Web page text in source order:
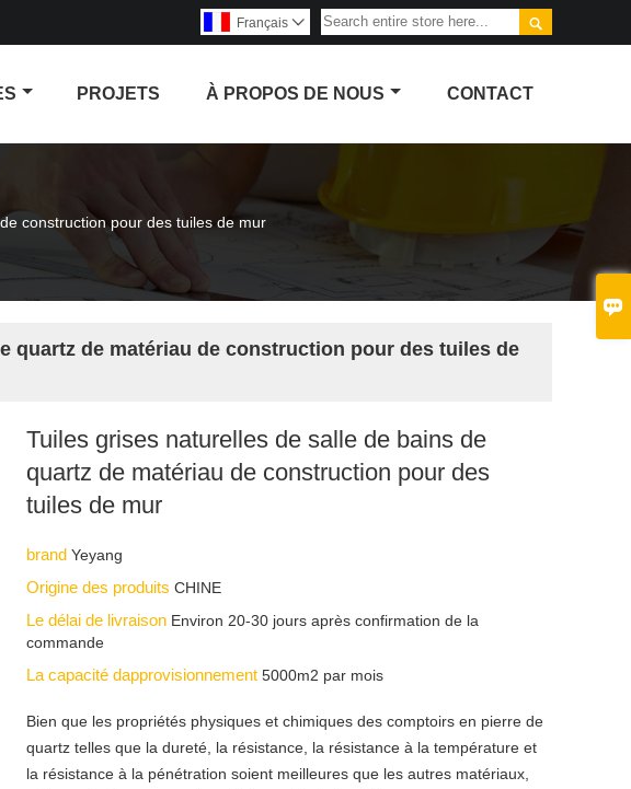


Français 
PROJETS À PROPOS DE NOUS CONTACT
construction pour des tuiles de mur
quartz de matériau de construction pour des tuiles de
Tuiles grises naturelles de salle de bains de
quartz de matériau de construction pour des
tuiles de mur
brandYeyang
Origine des produitsCHINE
Le délai de livraison Environ 20-30 jours après confirmation de la
commande
La capacité dapprovisionnement5000m2 par mois
Bien que les propriétés physiques et chimiques des comptoirs en pierre de
quartz telles que la dureté, la résistance, la résistance à la température et
la résistance à la pénétration soient meilleures que les autres matériaux,